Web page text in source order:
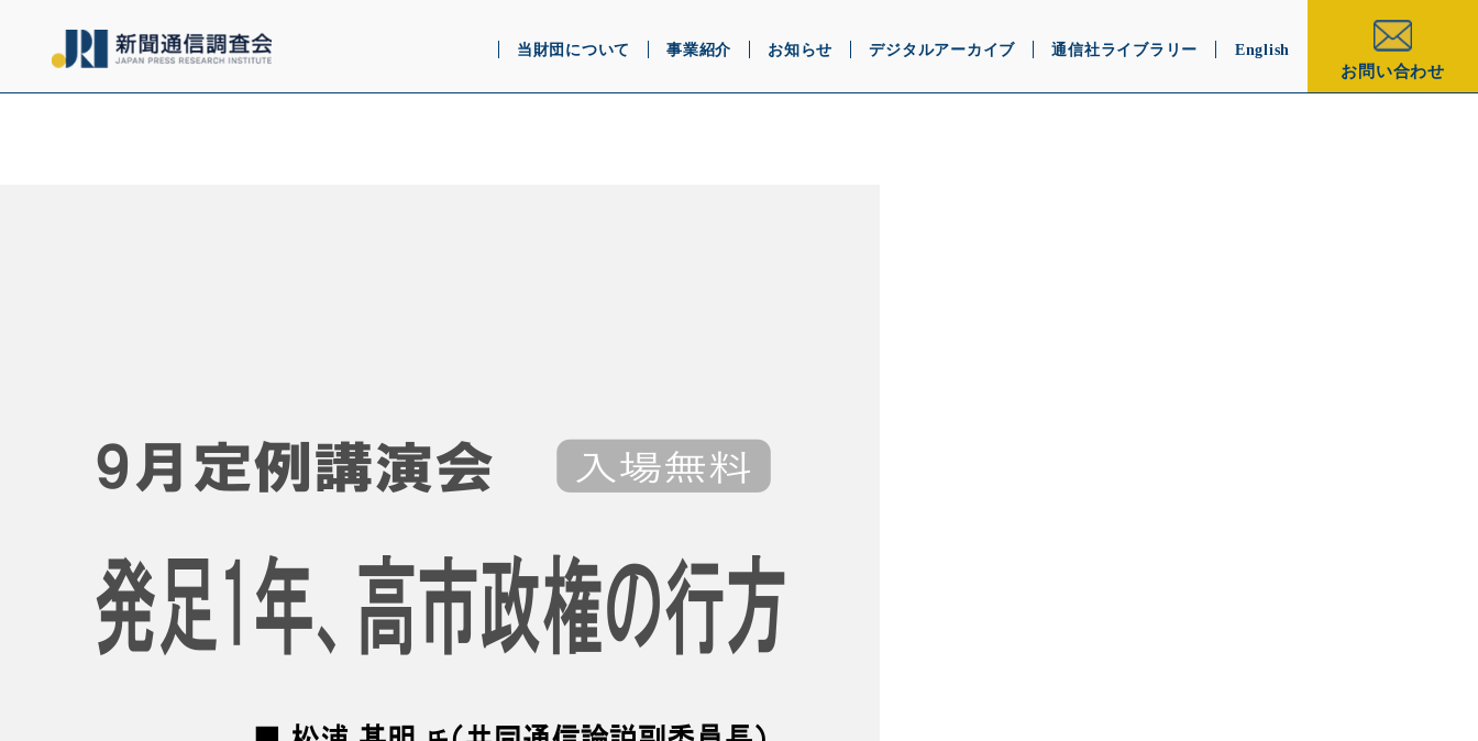
当財団について 事業紹介 お知らせ デジタルアーカイブ 通信社ライブラリー
English
お問い合わせ